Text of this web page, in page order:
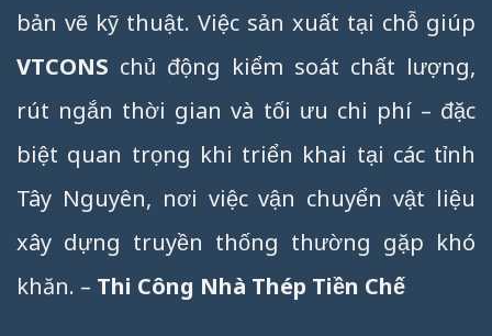
bản vẽ kỹ thuật. Việc sản xuất tại chỗ giúp
VTCONS chủ động kiểm soát chất lượng,
rút ngắn thời gian và tối ưu chi phí – đặc
biệt quan trọng khi triển khai tại các tỉnh
Tây Nguyên, nơi việc vận chuyển vật liệu
xây dựng truyền thống thường gặp khó
khăn. – Thi Công Nhà Thép Tiền Chế